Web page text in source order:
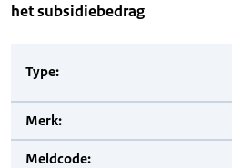
het subsidiebedrag
Type:
Merk:
Meldcode: